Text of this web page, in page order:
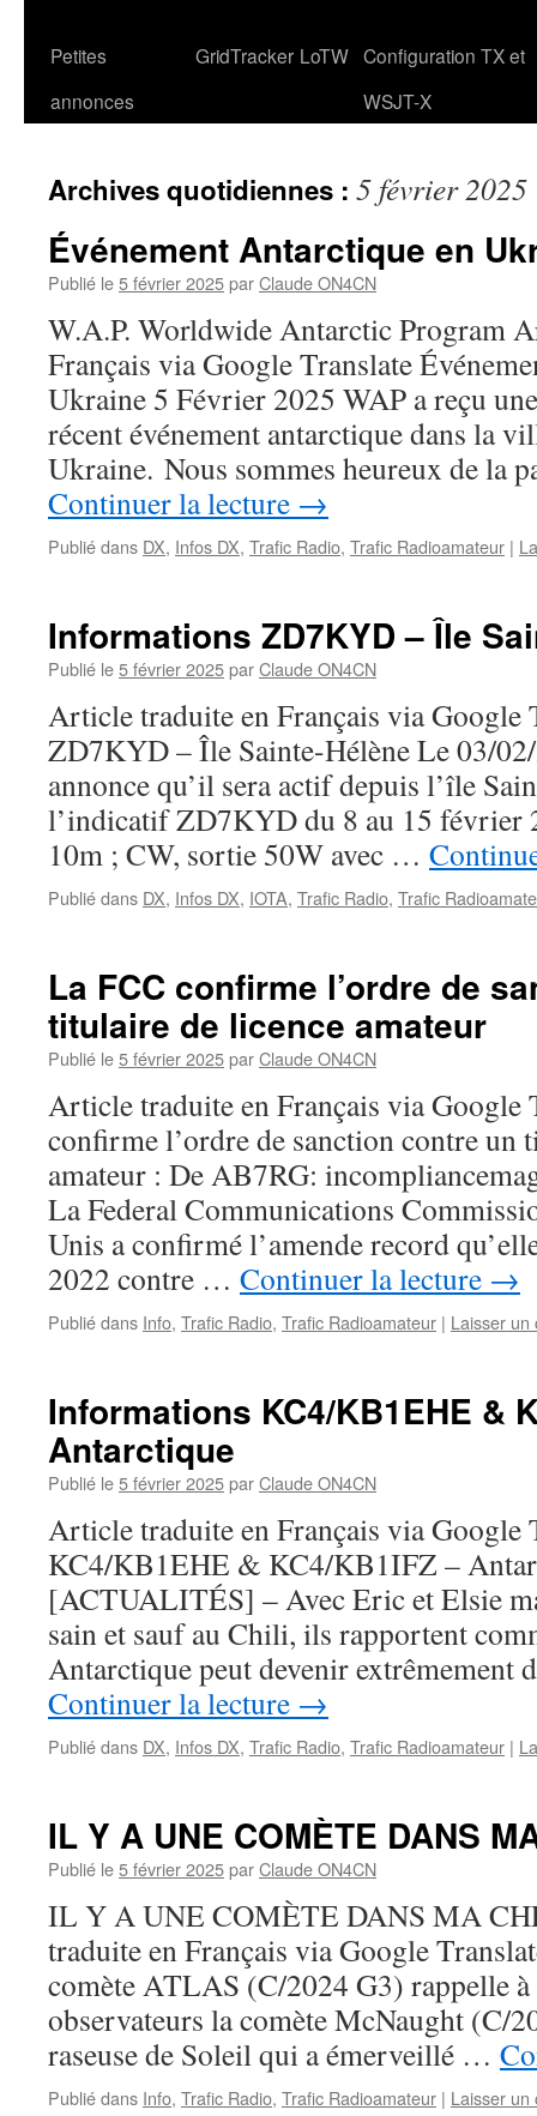
Petites
annonces
GridTracker LoTW Configuration TX et
WSJT-X
Archives quotidiennes : 5 février 2025
Événement Antarctique en
Publié le5 février 2025parClaude ON4CN
W.A.P. Worldwide Antarctic Program
Français via Google Translate
Ukraine 5 Février 2025 WAP a reçu
récent événement antarctique dans la
Ukraine. Nous sommes heureux de la
Continuer la lecture →
Publié dans DX, Infos DX, Trafic Radio, Trafic Radioamateur |
Informations ZD7KYD – Île
Publié le5 février 2025parClaude ON4CN
Article traduite en Français via Google
ZD7KYD – Île Sainte-Hélène Le 03/
annonce qu’il sera actif depuis l’île
l’indicatif ZD7KYD du 8 au 15 février
10m ; CW, sortie 50W avec …
Publié dans DX, Infos DX, IOTA, Trafic Radio, Trafic
La FCC confirme l’ordre de
titulaire de licence amateur
Publié le5 février 2025parClaude ON4CN
Article traduite en Français via Google
confirme l’ordre de sanction contre un
amateur : De AB7RG:
La Federal Communications
Unis a confirmé l’amende record
2022 contre … Continuer la lecture →
Publié dans Info, Trafic Radio, Trafic Radioamateur | Laisser un
Informations KC4/KB1EHE &
Antarctique
Publié le5 février 2025parClaude ON4CN
Article traduite en Français via Google
KC4/KB1EHE & KC4/KB1IFZ –
[ACTUALITÉS] – Avec Eric et Elsie
sain et sauf au Chili, ils rapportent
Antarctique peut devenir extrêmement
Continuer la lecture →
Publié dans DX, Infos DX, Trafic Radio, Trafic Radioamateur |
IL Y A UNE COMÈTE DANS
Publié le5 février 2025parClaude ON4CN
IL Y A UNE COMÈTE DANS MA
traduite en Français via Google
comète ATLAS (C/2024 G3) rappelle
observateurs la comète McNaught (C/
raseuse de Soleil qui a émerveillé …
Publié dans Info, Trafic Radio, Trafic Radioamateur | Laisser un